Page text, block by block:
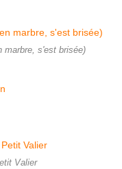
marbre, s'est brisée)
Valier